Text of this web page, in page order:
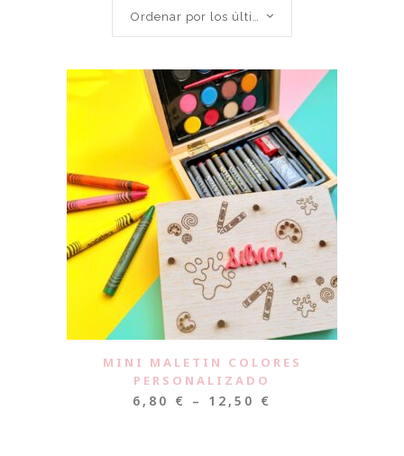
Ordenar por los últimos
MINI MALETIN COLORES
PERSONALIZADO
6,80 € – 12,50 €